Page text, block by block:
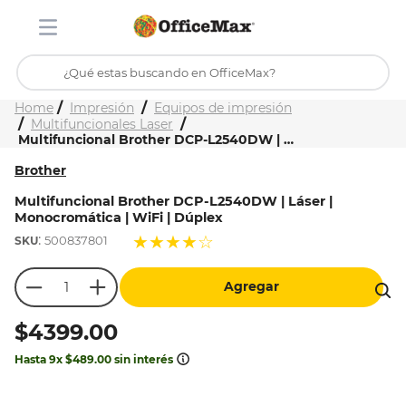
¿Qué estas buscando en OfficeMax?
Inicio Tienda
Impresión
Equipos de impresión
Multifuncionales Laser
Multifuncional Brother DCP-L2540DW | Láser | Monocromática | WiFi | Dúplex
Brother
Multifuncional Brother DCP-L2540DW | Láser |
Monocromática | WiFi | Dúplex
: 500837801 ★★★★☆
Agregar
$4399.00
Hasta 9x $489.00 sin interés
TÉRMINOS MÁS BUSCADOS
.
ojo turco
2.
stitch
3.
toy story
4.
flores
.
mochilas
.
stuk
7.
mochila
8.
carpeta